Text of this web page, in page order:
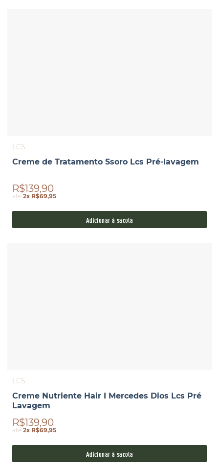
LCS
Creme de Tratamento Ssoro Lcs Pré-lavagem
R$139,90
até2x R$69,95
Adicionar à sacola
LCS
Creme Nutriente Hair I Mercedes Dios Lcs Pré
Lavagem
R$139,90
até2x R$69,95
Adicionar à sacola